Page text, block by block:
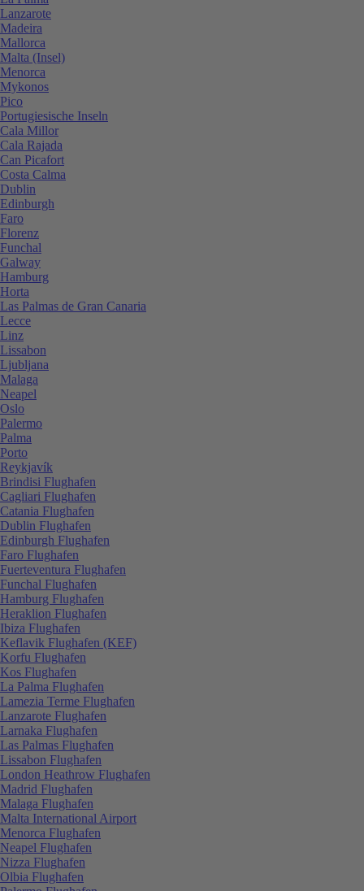
Lanzarote
Madeira
Mallorca
Malta (Insel)
Menorca
Mykonos
Pico
Portugiesische Inseln
Cala Millor
Cala Rajada
Can Picafort
Costa Calma
Dublin
Edinburgh
Faro
Florenz
Funchal
Galway
Hamburg
Horta
Las Palmas de Gran Canaria
Lecce
Linz
Lissabon
Ljubljana
Malaga
Neapel
Oslo
Palermo
Palma
Porto
Reykjavík
Brindisi Flughafen
Cagliari Flughafen
Catania Flughafen
Dublin Flughafen
Edinburgh Flughafen
Faro Flughafen
Fuerteventura Flughafen
Funchal Flughafen
Hamburg Flughafen
Heraklion Flughafen
Ibiza Flughafen
Keflavik Flughafen (KEF)
Korfu Flughafen
Kos Flughafen
La Palma Flughafen
Lamezia Terme Flughafen
Lanzarote Flughafen
Larnaka Flughafen
Las Palmas Flughafen
Lissabon Flughafen
London Heathrow Flughafen
Madrid Flughafen
Malaga Flughafen
Malta International Airport
Menorca Flughafen
Neapel Flughafen
Nizza Flughafen
Olbia Flughafen